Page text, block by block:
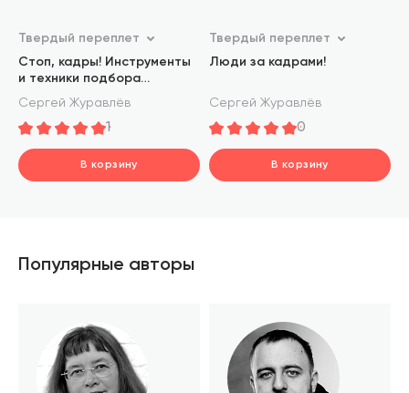
Твердый переплет
Стоп, кадры! Инструменты
и техники подбора
персонала
Сергей Журавлёв
1
В корзину
Твердый переплет
Люди за кадрами!
Сергей Журавлёв
0
В корзину
Популярные авторы